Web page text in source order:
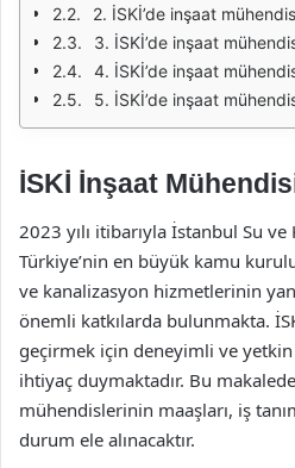
2. İSKİ’de inşaat
3. İSKİ’de inşaat mühendislerinin
4. İSKİ’de inşaat mühendisleri
5. İSKİ’de inşaat
İSKİ İnşaat
2023 yılı itibarıyla İstanbul Su
Türkiye’nin en büyük kamu
ve kanalizasyon hizmetlerinin
önemli katkılarda bulunmakta.
geçirmek için deneyimli ve
ihtiyaç duymaktadır. Bu
mühendislerinin maaşları, iş
durum ele alınacaktır.